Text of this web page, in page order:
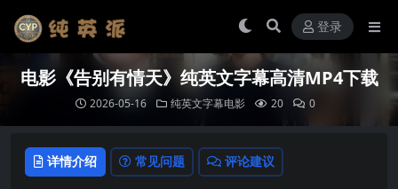
登录
电影《告别有情天》纯英文字幕高清MP4下载
2026-05-16 纯英文字幕电影 20 0
详情介绍 常见问题 评论建议